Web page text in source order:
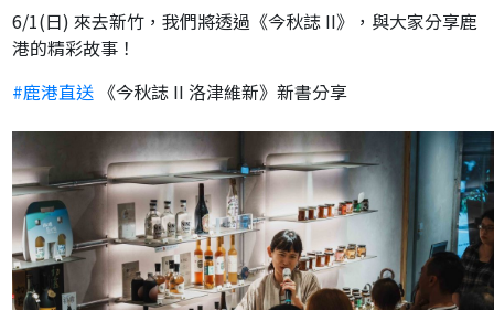
6/1(日) 來去新竹，我們將透過《今秋誌 II》，與大家分享鹿
港的精彩故事！
#鹿港直送《今秋誌 II 洛津維新》新書分享